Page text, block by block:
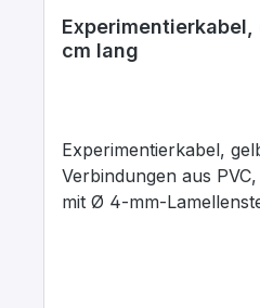
cm lang
Experimentierkabel,
Verbindungen aus
mit Ø 4-mm-